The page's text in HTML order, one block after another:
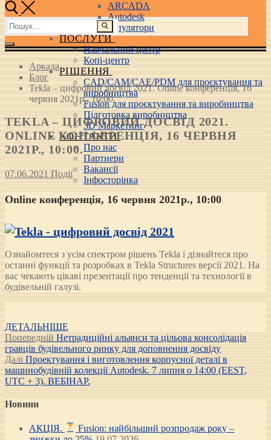
ARCADA
Autodesk
3D маніпулятори
ПОСЛУГИ
Навчальний центр
Копі-центр
РІШЕННЯ
CAD/CAM/CAE/PDM для проєктування та
виробництва
Fusion для проєктування та виробництва
Підготовка виробництва
3D Маркетинг
КОНТАКТИ
Про нас
Партнери
Вакансії
Інфосторінка
Пошук:
Аркада
Блог
Tekla – цифровий досвід 2021. Online конференція, 16
червня 2021р., 10:00.
TEKLA – ЦИФРОВИЙ ДОСВІД 2021.
ONLINE КОНФЕРЕНЦІЯ, 16 ЧЕРВНЯ
2021Р., 10:00.
07.06.2021 Події
Online конференція, 16 червня 2021р., 10:00
Ознайомтеся з усім спектром рішень Tekla і дізнайтеся про
останні функції та розробках в Tekla Structures версії 2021. На
вас чекають цікаві презентації про тенденції та технології в
будівельній галузі.
ДЕТАЛЬНІШЕ
Post
navigation
Попередній Попередній
запис:
Нетрадиційні альянси та цільова консолідація
гравців будівельного ринку для доповнення досвіду
Далі Наступний
запис:
Проектування і виготовлення корпусної деталі в
машинобудівній колекції Autodesk. 7 липня о 14:00 (EEST,
UTC + 3). ВЕБІНАР.
Новини
АКЦІЯ.
Fusion: найбільший розпродаж року –